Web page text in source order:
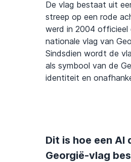
De vlag bestaat uit
streep op een rode
werd in 2004 officieel
nationale vlag van
Sindsdien wordt de
als symbool van de
identiteit en
Dit is hoe een AI
Georgië-vlag